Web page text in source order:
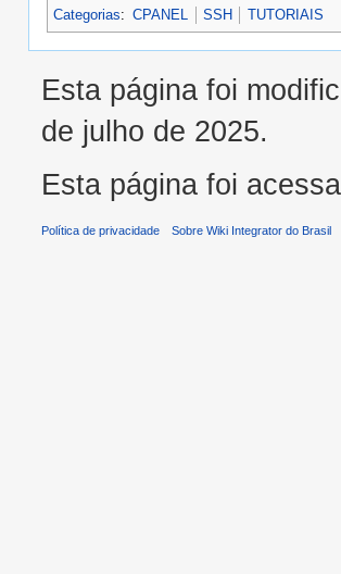
Categorias: CPANEL SSH TUTORIAIS
Esta página foi
de julho de 2025.
Esta página foi
Política de privacidade Sobre Wiki Integrator do Brasil